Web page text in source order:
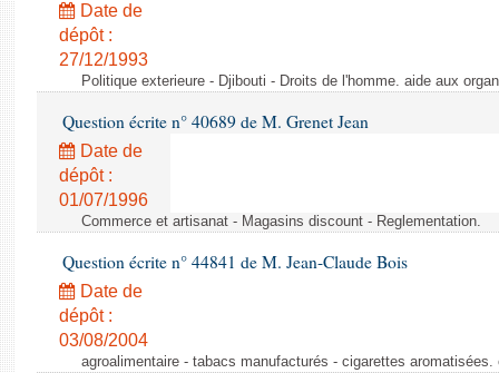
Date de
dépôt :
27/12/1993
Politique exterieure - Djibouti - Droits de l'homme. aide aux
Question écrite n° 40689 de M. Grenet Jean
Date de
dépôt :
01/07/1996
Commerce et artisanat - Magasins discount - Reglementation.
Question écrite n° 44841 de M. Jean-Claude Bois
Date de
dépôt :
03/08/2004
agroalimentaire - tabacs manufacturés - cigarettes